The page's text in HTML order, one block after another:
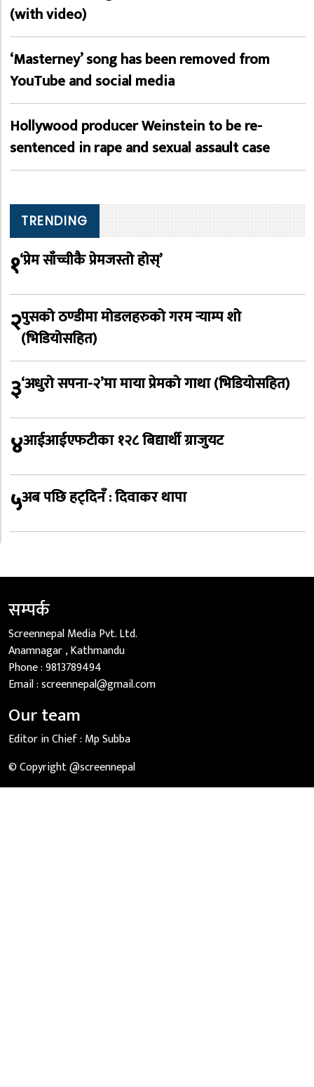
(with video)
‘Masterney’ song has been removed from
YouTube and social media
Hollywood producer Weinstein to be re-
sentenced in rape and sexual assault case
TRENDING
१‘प्रेम साँच्चीकै प्रेमजस्तो होस्’
२पुसको ठण्डीमा मोडलहरुको गरम र्‍याम्प शो
(भिडियोसहित)
३‘अधुरो सपना-२’मा माया प्रेमको गाथा (भिडियोसहित)
४आईआईएफटीका १२८ बिद्यार्थी ग्राजुयट
५अब पछि हट्दिनँ : दिवाकर थापा
सम्पर्क
Screennepal Media Pvt. Ltd.
Anamnagar , Kathmandu
Phone :9813789494
Email :screennepal@gmail.com
Our team
Editor in Chief : Mp Subba
© Copyright @screennepal